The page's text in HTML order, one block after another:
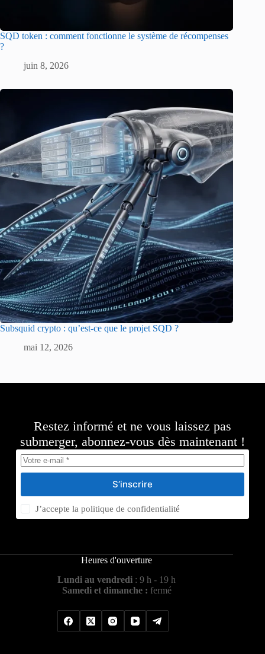
SQD token : comment fonctionne le système de récompenses
?
juin 8, 2026
Subsquid crypto : qu’est-ce que le projet SQD ?
mai 12, 2026
Restez informé et ne vous laissez pas
submerger, abonnez-vous dès maintenant !
S’inscrire
J’accepte lapolitique de confidentialité
Heures d'ouverture
Lundi au vendredi : 9 h - 19 h
Samedi et dimanche : fermé